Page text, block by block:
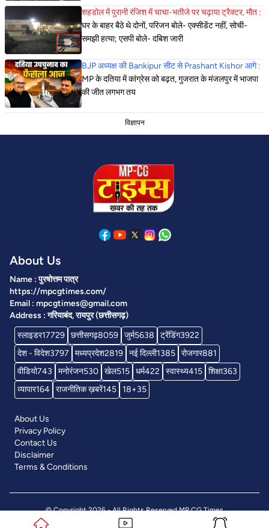
शहडोल में पुरानी रंजिश में चाचा-भतीजे पर चढ़ाया ट्रैक्टर, मौत :
घर के बाहर बैठे थे दोनों, परिजन बोले- एक्सीडेंट नहीं, सोची-
समझी हत्या; एसपी बोले- दबिश जारी
BJP अध्यक्ष की Bankipur सीट से Prashant Kishor आगे :
MP के दतिया में कांग्रेस को बढ़त, गुजरात के मंजलपुर में भाजपा
की जीत लगभग तय
विज्ञापन
About Us
Name : पुरषोत्तम पात्र
https://mpcgtimes.com/
Email : mpcgtimes@gmail.com
Address : गरियाबंद, रायपुर (छत्तीसगढ़)
स्लाइडर17729 छत्तीसगढ़8059 जुर्म5638 ट्रेंडिंग3922
देश - विदेश3797 मध्यप्रदेश2819 नई दिल्ली1385 रोजगार881
वीडियो743 मनोरंजन530 खेल515 धर्म422 स्वास्थ्य415 शिक्षा363
व्यापार164 राजनीतिक ख़बरें145 18+35
About Us
Privacy Policy
Contact Us
Disclaimer
Terms & Conditions
© Copyright 2026 - All Rights ReservedMP CG Times